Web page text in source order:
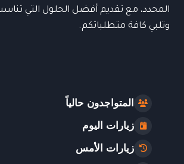
المحدد، مع تقديم أفضل الحلول التي
وتلبي كافة متطلباتكم.
المتواجدون حالياً
زيارات اليوم
زيارات الأمس